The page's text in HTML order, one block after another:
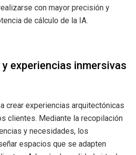
con mayor precisión y
de cálculo de la IA.
experiencias inmersivas
crear experiencias arquitectónicas
clientes. Mediante la recopilación
y necesidades, los
espacios que se adapten